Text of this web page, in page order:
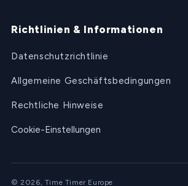
Richtlinien & Informationen
Datenschutzrichtlinie
Allgemeine Geschäftsbedingungen
Rechtliche Hinweise
Cookie-Einstellungen
© 2026, Time Timer Europe